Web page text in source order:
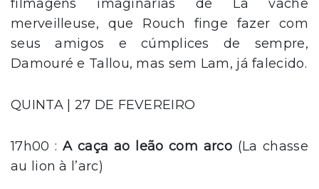
filmagens imaginárias de La vache
merveilleuse, que Rouch finge fazer com
seus amigos e cúmplices de sempre,
Damouré e Tallou, mas sem Lam, já falecido.
QUINTA | 27 DE FEVEREIRO
17h00 :A caça ao leão com arco(La chasse
au lion à l’arc)